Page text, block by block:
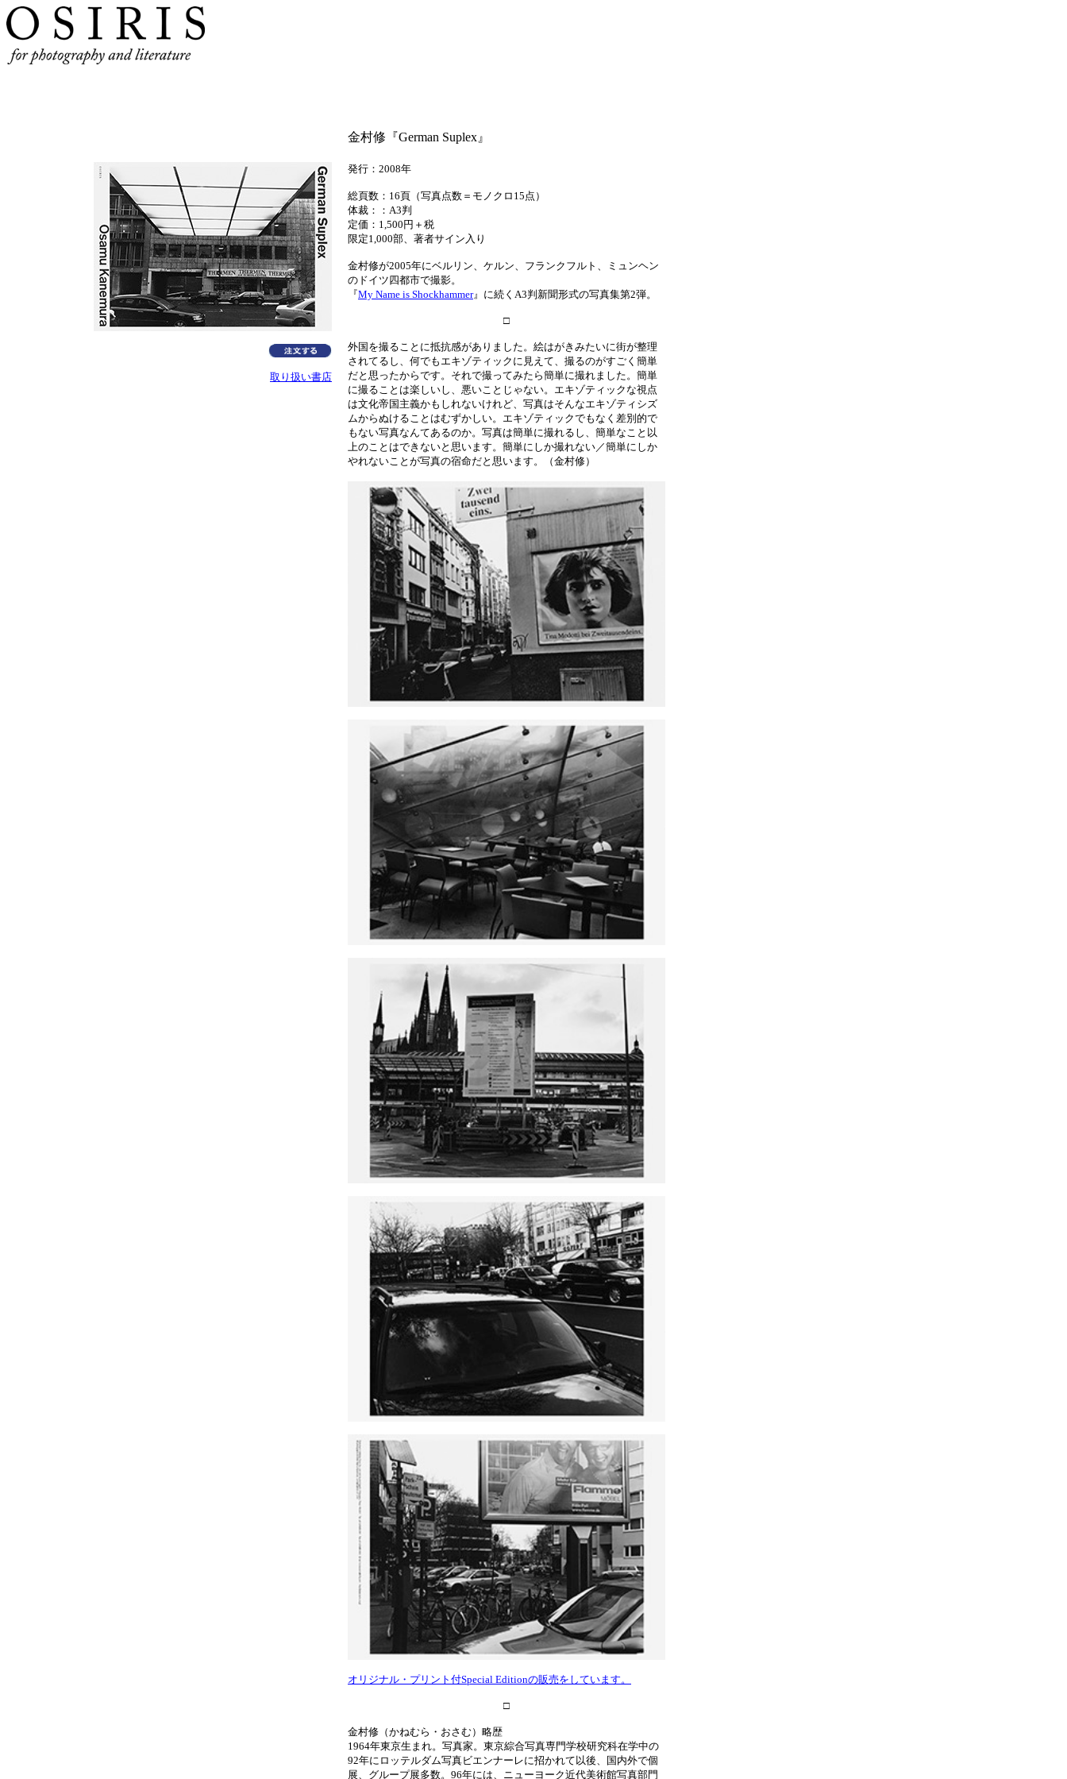
金村修『German Suplex』
取り扱い書店
発行：2008年
総頁数：16頁（写真点数＝モノクロ15点）
体裁：：A3判
定価：1,500円＋税
限定1,000部、著者サイン入り
金村修が2005年にベルリン、ケルン、フランクフルト、ミュンヘン
のドイツ四都市で撮影。
『My Name is Shockhammer』に続くA3判新聞形式の写真集第2弾。
□
外国を撮ることに抵抗感がありました。絵はがきみたいに街が整理
されてるし、何でもエキゾティックに見えて、撮るのがすごく簡単
だと思ったからです。それで撮ってみたら簡単に撮れました。簡単
に撮ることは楽しいし、悪いことじゃない。エキゾティックな視点
は文化帝国主義かもしれないけれど、写真はそんなエキゾティシズ
ムからぬけることはむずかしい。エキゾティックでもなく差別的で
もない写真なんてあるのか。写真は簡単に撮れるし、簡単なこと以
上のことはできないと思います。簡単にしか撮れない／簡単にしか
やれないことが写真の宿命だと思います。（金村修）
オリジナル・プリント付Special Editionの販売をしています。
□
金村修（かねむら・おさむ）略歴
1964年東京生まれ。写真家。東京綜合写真専門学校研究科在学中の
92年にロッテルダム写真ビエンナーレに招かれて以後、国内外で個
展、グループ展多数。96年には、ニューヨーク近代美術館写真部門